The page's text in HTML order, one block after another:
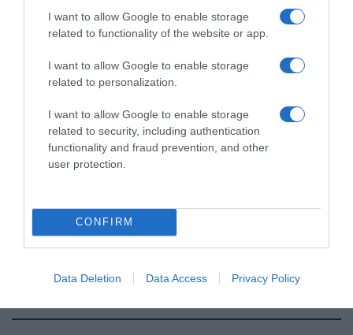
I want to allow Google to enable storage
related to functionality of the website or app.
I want to allow Google to enable storage
related to personalization.
I want to allow Google to enable storage
related to security, including authentication
functionality and fraud prevention, and other
user protection.
CONFIRM
Data Deletion Data Access Privacy Policy